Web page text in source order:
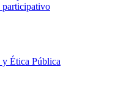
participativo​
y Ética Pública